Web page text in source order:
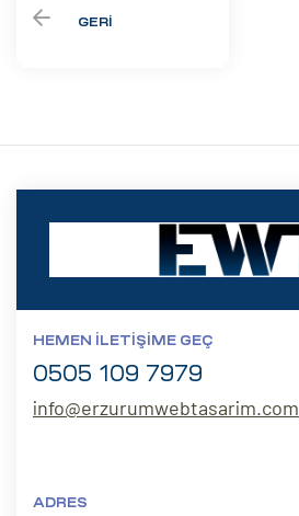
GERI
HEMEN İLETIŞIME GEÇ
0505 109 7979
info@erzurumwebtasarim.com
ADRES